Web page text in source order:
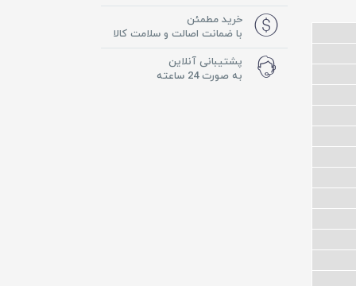
خرید مطمئن
با ضمانت اصالت و سلامت کالا
پشتیبانی آنلاین
به صورت 24 ساعته